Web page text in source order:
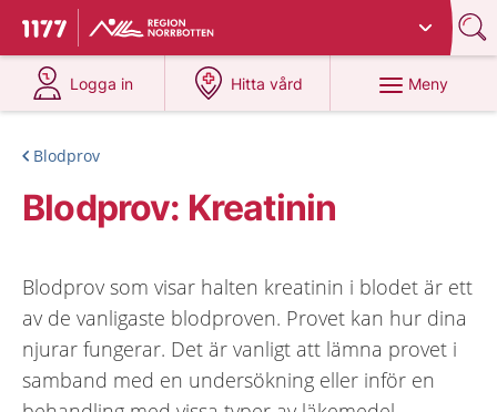
Till startsidan för 1177
Du har valt region
Logga in
på 1177.se
Hitta vård
på 1177.se
Meny
Blodprov
Blodprov: Kreatinin
Blodprov som visar halten kreatinin i blodet är ett
av de vanligaste blodproven. Provet kan hur dina
njurar fungerar. Det är vanligt att lämna provet i
samband med en undersökning eller inför en